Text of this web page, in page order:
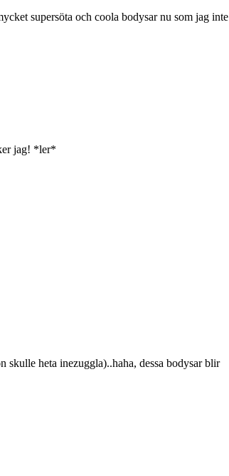
supersöta och coola bodysar nu som jag inte
jag! *ler*
heta inezuggla)..haha, dessa bodysar blir